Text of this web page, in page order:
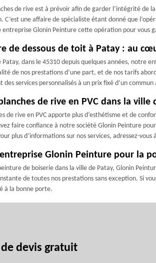
de rive est à prévoir afin de garder l’intégrité de
C’est une affaire de spécialiste étant donné que
Glonin Peinture cette opération pour vous
de dessous de toit à Patay : au
Patay, dans le 45310 depuis quelques années, notre
de nos prestations d’une part, et de nos tarifs
services personnalisés à un prix fixé d’un commun
de rive en PVC dans la
de rive en PVC apporte plus d’esthétisme et de
faire confiance à notre société Glonin Peinture
plus d’informations sur nos services, adressez-vous
Glonin Peinture pour la
de boiserie dans la ville de Patay, Glonin
de toutes nos prestations sans exception. Si
à la bonne porte.
devis gratuit